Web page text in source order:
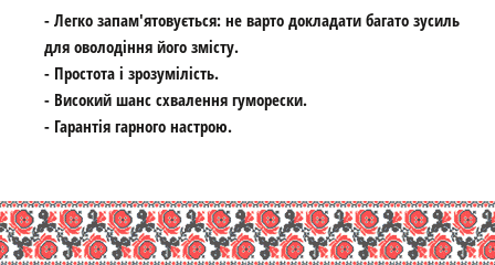
- Легко запам'ятовується: не варто докладати багато зусиль
для оволодіння його змісту.
- Простота і зрозумілість.
- Високий шанс схвалення гуморески.
- Гарантія гарного настрою.